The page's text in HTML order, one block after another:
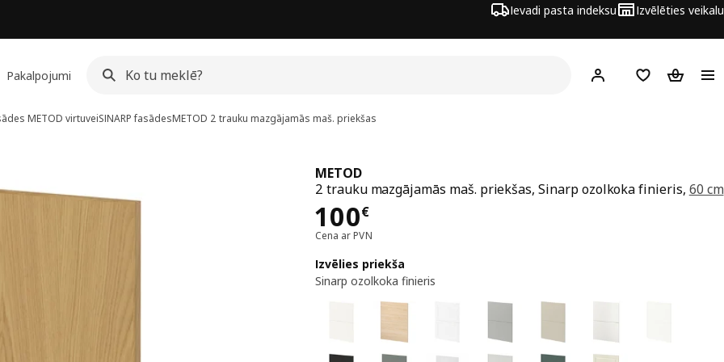
Ievadi pasta indeksu Izvēlēties veikalu
Pakalpojumi Hej! Pierakstīties
PirkumuPirkumu
METOD virtuveiSINARP fasādesMETOD 2 trauku mazgājamās maš. priekšas
METOD
2 trauku mazgājamās maš. priekšas, Sinarp ozolkoka finieris, 60 cm
100€
Cena 100€
Cena ar PVN
Izvēlies priekša
Sinarp ozolkoka finieris